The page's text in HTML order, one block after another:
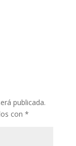
publicada.
con *